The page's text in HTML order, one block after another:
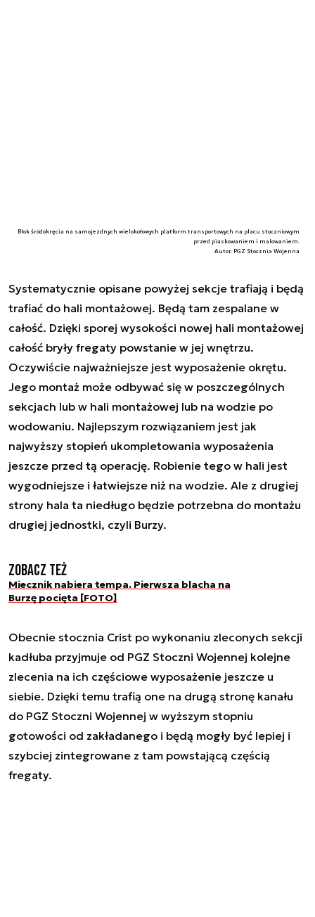
Blok śródokręcia na samojezdnych wielokołowych platform transportowych na placu stoczniowym
przed piaskowaniem i malowaniem.
Autor. PGZ Stocznia Wojenna
Systematycznie opisane powyżej sekcje trafiają i będą
trafiać do hali montażowej. Będą tam zespalane w
całość. Dzięki sporej wysokości nowej hali montażowej
całość bryły fregaty powstanie w jej wnętrzu.
Oczywiście najważniejsze jest wyposażenie okrętu.
Jego montaż może odbywać się w poszczególnych
sekcjach lub w hali montażowej lub na wodzie po
wodowaniu. Najlepszym rozwiązaniem jest jak
najwyższy stopień ukompletowania wyposażenia
jeszcze przed tą operację. Robienie tego w hali jest
wygodniejsze i łatwiejsze niż na wodzie. Ale z drugiej
strony hala ta niedługo będzie potrzebna do montażu
drugiej jednostki, czyli Burzy.
Zobacz też
Miecznik nabiera tempa. Pierwsza blacha na
Burzę pocięta [FOTO]
Obecnie stocznia Crist po wykonaniu zleconych sekcji
kadłuba przyjmuje od PGZ Stoczni Wojennej kolejne
zlecenia na ich częściowe wyposażenie jeszcze u
siebie. Dzięki temu trafią one na drugą stronę kanału
do PGZ Stoczni Wojennej w wyższym stopniu
gotowości od zakładanego i będą mogły być lepiej i
szybciej zintegrowane z tam powstającą częścią
fregaty.